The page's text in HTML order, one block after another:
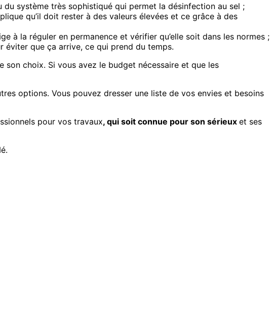
du système très sophistiqué qui permet la désinfection au sel ;
qu’il doit rester à des valeurs élevées et ce grâce à des
à la réguler en permanence et vérifier qu’elle soit dans les normes ;
éviter que ça arrive, ce qui prend du temps.
son choix. Si vous avez le budget nécessaire et que les
options. Vous pouvez dresser une liste de vos envies et besoins
pour vos travaux, qui soit connue pour son sérieux et ses